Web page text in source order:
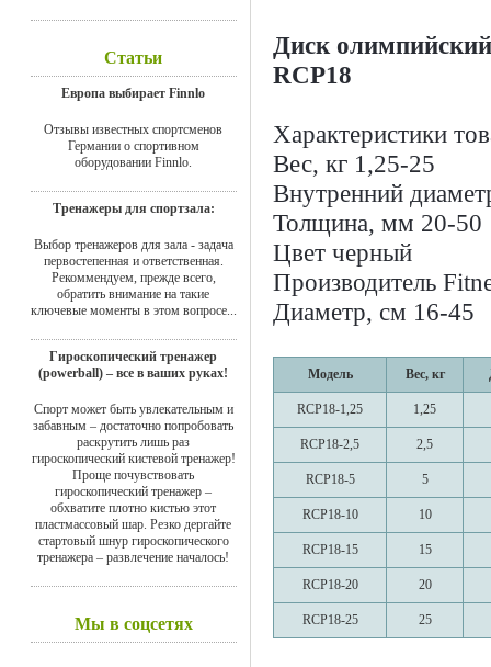
Статьи
Европа выбирает Finnlo
Отзывы известных спортсменов
Германии о спортивном
оборудовании Finnlo.
Тренажеры для спортзала:
Выбор тренажеров для зала - задача
первостепенная и ответственная.
Рекоммендуем, прежде всего,
обратить внимание на такие
ключевые моменты в этом вопросе...
Гироскопический тренажер
(powerball) – все в ваших руках!
Спорт может быть увлекательным и
забавным – достаточно попробовать
раскрутить лишь раз
гироскопический кистевой тренажер!
Проще почувствовать
гироскопический тренажер –
обхватите плотно кистью этот
пластмассовый шар. Резко дергайте
стартовый шнур гироскопического
тренажера – развлечение началось!
Мы в соцсетях
Диск
RCP18
Характеристики
Вес, кг 1,25-25
Внутренний
Толщина, мм 20-50
Цвет черный
Производитель
Диаметр, см 16-45
Модель Вес, кг
RCP18-1,25 1,25
RCP18-2,5 2,5
RCP18-5 5
RCP18-10 10
RCP18-15 15
RCP18-20 20
RCP18-25 25